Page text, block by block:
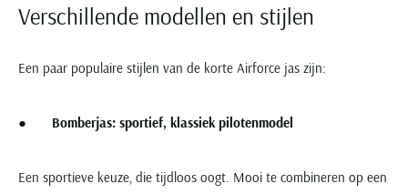
Verschillende modellen en stijlen
Een paar populaire stijlen van de korte Airforce jas zijn:
● Bomberjas: sportief, klassiek pilotenmodel
Een sportieve keuze, die tijdloos oogt. Mooi te combineren op een